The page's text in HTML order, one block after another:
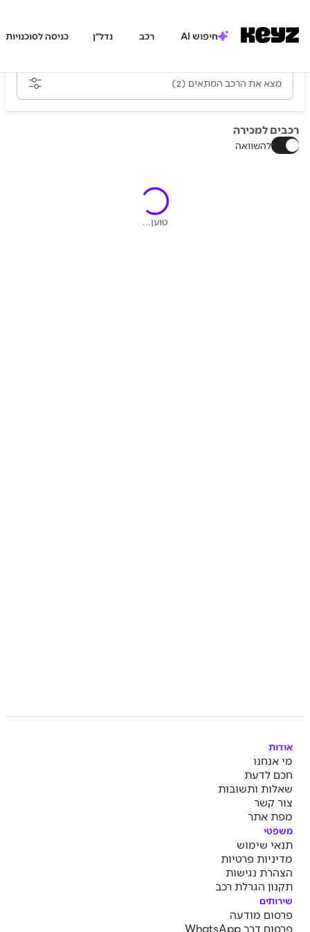
חיפוש AI רכב נדל״ן כניסה לסוכנויות
מצא את הרכב המתאים (2)
רכבים למכירה
להשוואה
טוען...
אודות
מי אנחנו
חכם לדעת
שאלות ותשובות
צור קשר
מפת אתר
משפטי
תנאי שימוש
מדיניות פרטיות
הצהרת נגישות
תקנון הגרלת רכב
שירותים
פרסום מודעה
פרסום דרך WhatsApp